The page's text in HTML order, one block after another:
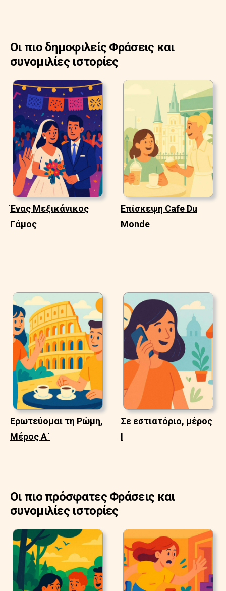
Οι πιο δημοφιλείς Φράσεις και
συνομιλίες ιστορίες
Ένας Μεξικάνικος
Γάμος
Επίσκεψη Cafe Du
Monde
Ερωτεύομαι τη Ρώμη,
Μέρος Α΄
Σε εστιατόριο, μέρος
Ι
Οι πιο πρόσφατες Φράσεις και
συνομιλίες ιστορίες